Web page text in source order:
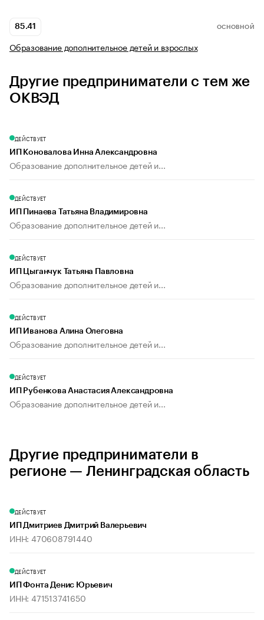
85.41 ОСНОВНОЙ
Образование дополнительное детей и взрослых
Другие предприниматели с тем же
ОКВЭД
ДЕЙСТВУЕТ
ИП Коновалова Инна Александровна
Образование дополнительное детей и...
ДЕЙСТВУЕТ
ИП Пинаева Татьяна Владимировна
Образование дополнительное детей и...
ДЕЙСТВУЕТ
ИП Цыганчук Татьяна Павловна
Образование дополнительное детей и...
ДЕЙСТВУЕТ
ИП Иванова Алина Олеговна
Образование дополнительное детей и...
ДЕЙСТВУЕТ
ИП Рубенкова Анастасия Александровна
Образование дополнительное детей и...
Другие предприниматели в
регионе — Ленинградская область
ДЕЙСТВУЕТ
ИП Дмитриев Дмитрий Валерьевич
ИНН: 470608791440
ДЕЙСТВУЕТ
ИП Фонта Денис Юрьевич
ИНН: 471513741650